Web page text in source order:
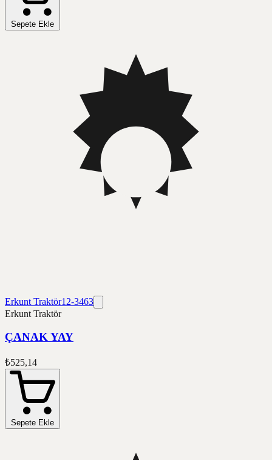
Sepete Ekle
Erkunt Traktör12-3463
Erkunt Traktör
ÇANAK YAY
₺525,14
Sepete Ekle